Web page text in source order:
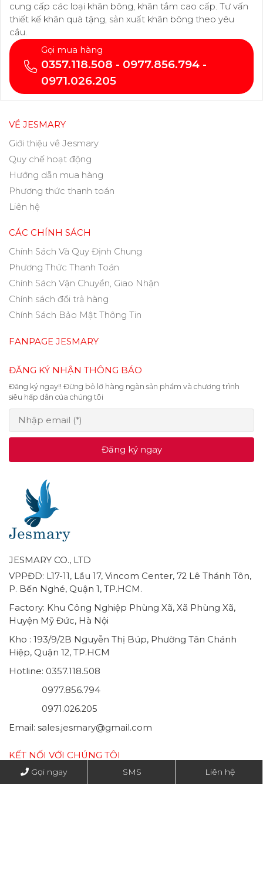
cung cấp các loại khăn bông, khăn tắm cao cấp. Tư vấn
thiết kế khăn quà tặng, sản xuất khăn bông theo yêu
cầu.
Gọi mua hàng
0357.118.508 - 0977.856.794 -
0971.026.205
VỀ JESMARY
Giới thiệu về Jesmary
Quy chế hoạt động
Hướng dẫn mua hàng
Phương thức thanh toán
Liên hệ
CÁC CHÍNH SÁCH
Chính Sách Và Quy Định Chung
Phương Thức Thanh Toán
Chính Sách Vận Chuyển, Giao Nhận
Chính sách đổi trả hàng
Chính Sách Bảo Mật Thông Tin
FANPAGE JESMARY
ĐĂNG KÝ NHẬN THÔNG BÁO
Đăng ký ngay!! Đừng bỏ lỡ hàng ngàn sản phẩm và chương trình
siêu hấp dẫn của chúng tôi
Đăng ký ngay
JESMARY CO., LTD
VPPĐD: L17-11, Lầu 17, Vincom Center, 72 Lê Thánh Tôn,
P. Bến Nghé, Quận 1, TP.HCM.
Factory: Khu Công Nghiệp Phùng Xã, Xã Phùng Xã,
Huyện Mỹ Đức, Hà Nội
Kho : 193/9/2B Nguyễn Thị Búp, Phường Tân Chánh
Hiệp, Quận 12, TP.HCM
Hotline: 0357.118.508
0977.856.794
0971.026.205
Email: sales.jesmary@gmail.com
KẾT NỐI VỚI CHÚNG TÔI
Gọi ngay SMS Liên hệ